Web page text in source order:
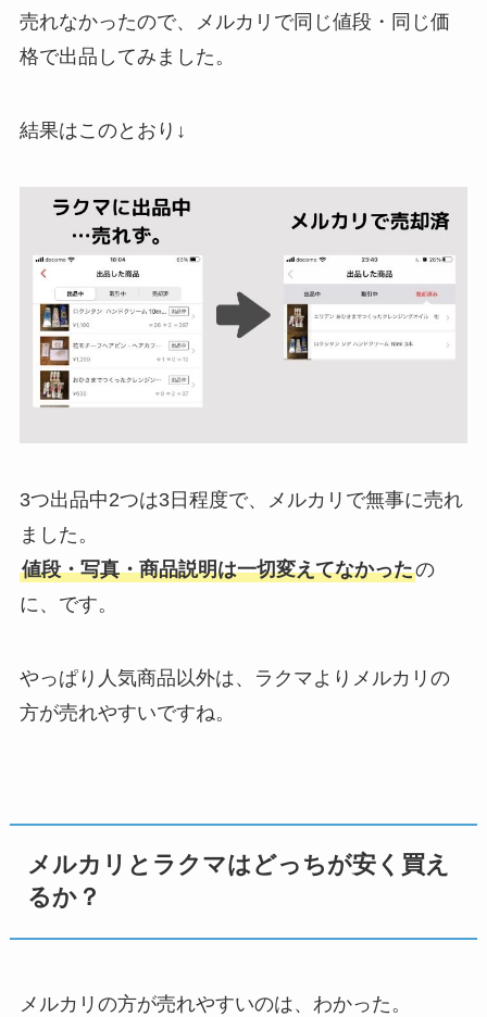
売れなかったので、メルカリで同じ値段・同じ価
格で出品してみました。
結果はこのとおり↓
3つ出品中2つは3日程度で、メルカリで無事に売れ
ました。
値段・写真・商品説明は一切変えてなかったの
に、です。
やっぱり人気商品以外は、ラクマよりメルカリの
方が売れやすいですね。
メルカリとラクマはどっちが安く買え
るか？
メルカリの方が売れやすいのは、わかった。